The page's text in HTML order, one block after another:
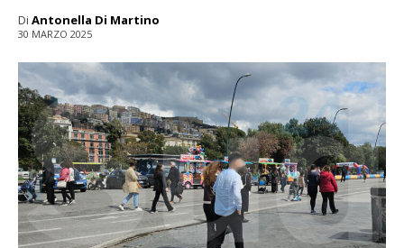
Di Antonella Di Martino
30 MARZO 2025